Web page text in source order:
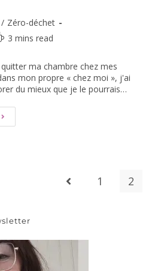
/ Zéro-déchet
3 mins read
ma chambre chez mes
mon propre « chez moi », j'ai
du mieux que je le pourrais…
1 2